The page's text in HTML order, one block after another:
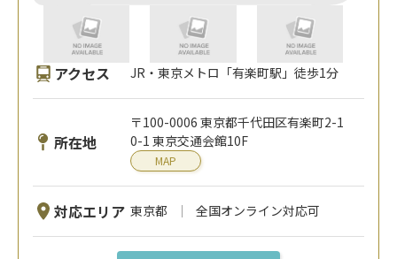
アクセス JR・東京メトロ「有楽町駅」徒歩1分
所在地
〒100-0006 東京都千代田区有楽町2-1
0-1 東京交通会館10F
MAP
対応エリア 東京都 全国オンライン対応可